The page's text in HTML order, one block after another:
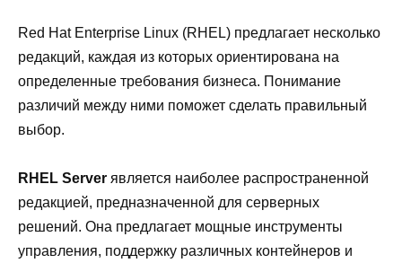
Red Hat Enterprise Linux (RHEL) предлагает несколько
редакций, каждая из которых ориентирована на
определенные требования бизнеса. Понимание
различий между ними поможет сделать правильный
выбор.
RHEL Server является наиболее распространенной
редакцией, предназначенной для серверных
решений. Она предлагает мощные инструменты
управления, поддержку различных контейнеров и